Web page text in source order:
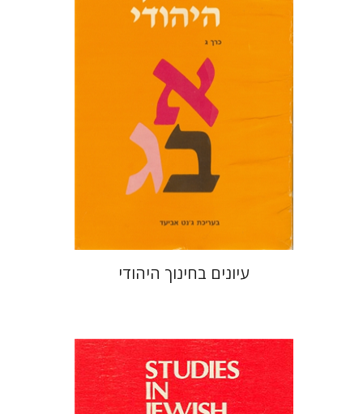
עיונים בחינוך היהודי
מיכאל רוזנק